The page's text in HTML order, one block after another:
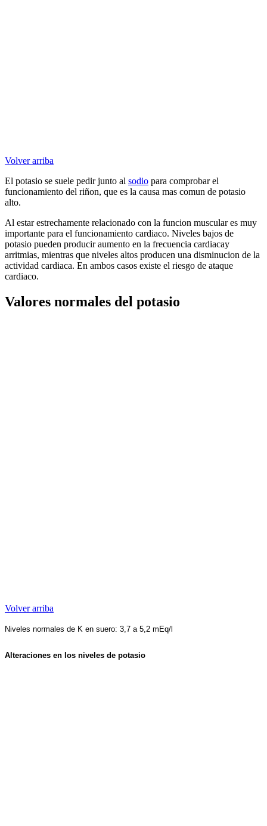
Volver arriba
El potasio se suele pedir junto al sodio para comprobar el
funcionamiento del riñon, que es la causa mas comun de potasio
alto.
Al estar estrechamente relacionado con la funcion muscular es muy
importante para el funcionamiento cardiaco. Niveles bajos de
potasio pueden producir aumento en la frecuencia cardiacay
arritmias, mientras que niveles altos producen una disminucion de la
actividad cardiaca. En ambos casos existe el riesgo de ataque
cardiaco.
Valores normales del potasio
Volver arriba
Niveles normales de K en suero: 3,7 a 5,2 mEq/l
Alteraciones en los niveles de potasio